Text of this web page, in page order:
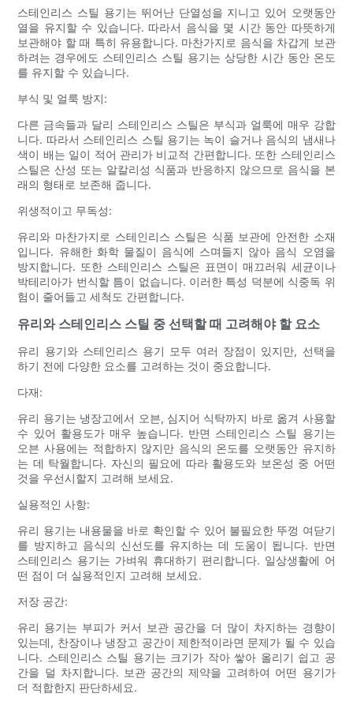
스테인리스 스틸 용기는 뛰어난 단열성을 지니고 있어 오랫동안
열을 유지할 수 있습니다. 따라서 음식을 몇 시간 동안 따뜻하게
보관해야 할 때 특히 유용합니다. 마찬가지로 음식을 차갑게 보관
하려는 경우에도 스테인리스 스틸 용기는 상당한 시간 동안 온도
를 유지할 수 있습니다.
부식 및 얼룩 방지:
다른 금속들과 달리 스테인리스 스틸은 부식과 얼룩에 매우 강합
니다. 따라서 스테인리스 스틸 용기는 녹이 슬거나 음식의 냄새나
색이 배는 일이 적어 관리가 비교적 간편합니다. 또한 스테인리스
스틸은 산성 또는 알칼리성 식품과 반응하지 않으므로 음식을 본
래의 형태로 보존해 줍니다.
위생적이고 무독성:
유리와 마찬가지로 스테인리스 스틸은 식품 보관에 안전한 소재
입니다. 유해한 화학 물질이 음식에 스며들지 않아 음식 오염을
방지합니다. 또한 스테인리스 스틸은 표면이 매끄러워 세균이나
박테리아가 번식할 틈이 없습니다. 이러한 특성 덕분에 식중독 위
험이 줄어들고 세척도 간편합니다.
유리와 스테인리스 스틸 중 선택할 때 고려해야 할 요소
유리 용기와 스테인리스 용기 모두 여러 장점이 있지만, 선택을
하기 전에 다양한 요소를 고려하는 것이 중요합니다.
다재:
유리 용기는 냉장고에서 오븐, 심지어 식탁까지 바로 옮겨 사용할
수 있어 활용도가 매우 높습니다. 반면 스테인리스 스틸 용기는
오븐 사용에는 적합하지 않지만 음식의 온도를 오랫동안 유지하
는 데 탁월합니다. 자신의 필요에 따라 활용도와 보온성 중 어떤
것을 우선시할지 고려해 보세요.
실용적인 사항:
유리 용기는 내용물을 바로 확인할 수 있어 불필요한 뚜껑 여닫기
를 방지하고 음식의 신선도를 유지하는 데 도움이 됩니다. 반면
스테인리스 용기는 가벼워 휴대하기 편리합니다. 일상생활에 어
떤 점이 더 실용적인지 고려해 보세요.
저장 공간:
유리 용기는 부피가 커서 보관 공간을 더 많이 차지하는 경향이
있는데, 찬장이나 냉장고 공간이 제한적이라면 문제가 될 수 있습
니다. 스테인리스 스틸 용기는 크기가 작아 쌓아 올리기 쉽고 공
간을 덜 차지합니다. 보관 공간의 제약을 고려하여 어떤 용기가
더 적합한지 판단하세요.